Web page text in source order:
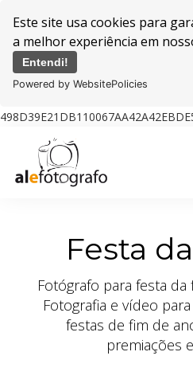
Este site usa cookies para
a melhor experiência em
Entendi!
Powered by WebsitePolicies
Festa
Fotógrafo para festa da
Fotografia e vídeo
festas de fim de
premiações